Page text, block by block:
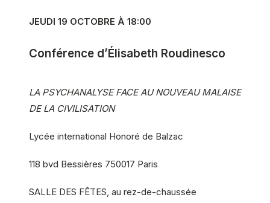
JEUDI 19 OCTOBRE À 18:00
Conférence d’Élisabeth Roudinesco
LA PSYCHANALYSE FACE AU NOUVEAU MALAISE
DE LA CIVILISATION
Lycée international Honoré de Balzac
118 bvd Bessières 750017 Paris
SALLE DES FÊTES, au rez-de-chaussée